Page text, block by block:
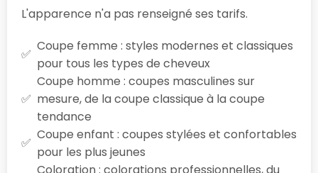
L'apparence n'a pas renseigné ses tarifs.
Coupe femme : styles modernes et classiques
pour tous les types de cheveux
Coupe homme : coupes masculines sur
mesure, de la coupe classique à la coupe
tendance
Coupe enfant : coupes stylées et confortables
pour les plus jeunes
Coloration : colorations professionnelles, du